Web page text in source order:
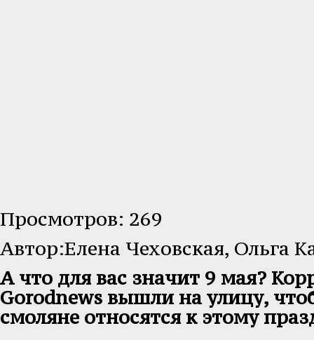
Просмотров: 269
Автор:Елена Чеховская, Ольга
А что для вас значит 9 мая?
Gorodnews вышли на улицу,
смоляне относятся к этому